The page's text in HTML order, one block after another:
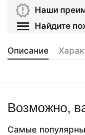
Наши
Найдите
Описание
Возможно,
Самые